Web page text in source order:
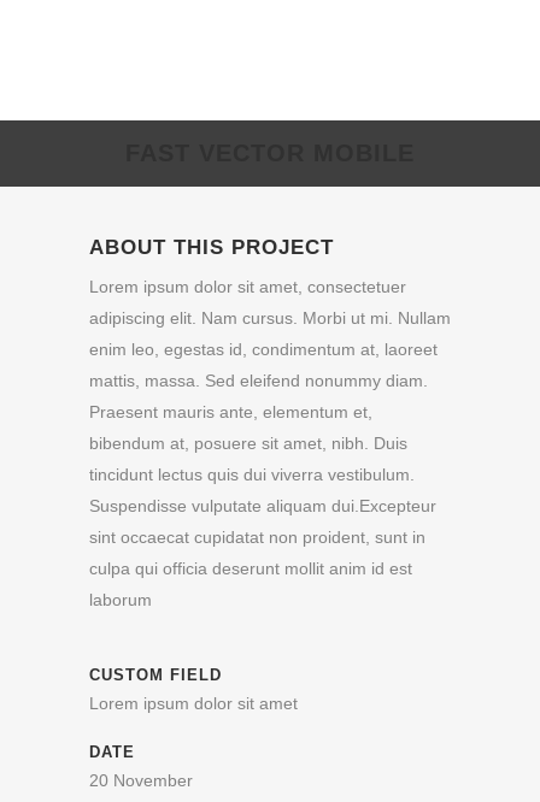
ABOUT THIS PROJECT
Lorem ipsum dolor sit amet, consectetuer
adipiscing elit. Nam cursus. Morbi ut mi. Nullam
enim leo, egestas id, condimentum at, laoreet
mattis, massa. Sed eleifend nonummy diam.
Praesent mauris ante, elementum et,
bibendum at, posuere sit amet, nibh. Duis
tincidunt lectus quis dui viverra vestibulum.
Suspendisse vulputate aliquam dui.Excepteur
sint occaecat cupidatat non proident, sunt in
culpa qui officia deserunt mollit anim id est
laborum
CUSTOM FIELD
Lorem ipsum dolor sit amet
DATE
20 November